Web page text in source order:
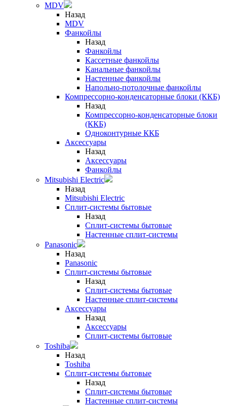
MDV
Назад
MDV
Фанкойлы
Назад
Фанкойлы
Кассетные фанкойлы
Канальные фанкойлы
Настенные фанкойлы
Напольно-потолочные фанкойлы
Компрессорно-конденсаторные блоки (ККБ)
Назад
Компрессорно-конденсаторные блоки
(ККБ)
Одноконтурные ККБ
Аксессуары
Назад
Аксессуары
Фанкойлы
Mitsubishi Electric
Назад
Mitsubishi Electric
Сплит-системы бытовые
Назад
Сплит-системы бытовые
Настенные сплит-системы
Panasonic
Назад
Panasonic
Сплит-системы бытовые
Назад
Сплит-системы бытовые
Настенные сплит-системы
Аксессуары
Назад
Аксессуары
Сплит-системы бытовые
Toshiba
Назад
Toshiba
Сплит-системы бытовые
Назад
Сплит-системы бытовые
Настенные сплит-системы